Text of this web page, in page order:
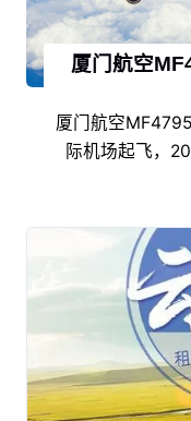
厦门航空
厦门航空
际机场起飞，